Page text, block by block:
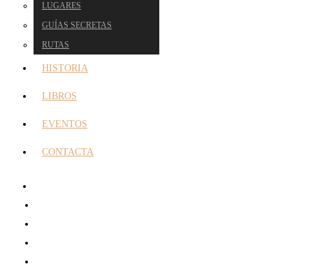
LUGARES
GUÍAS SECRETAS
RUTAS
HISTORIA
LIBROS
EVENTOS
CONTACTA